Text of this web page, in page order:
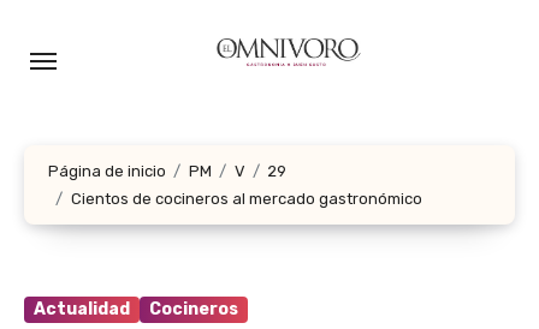
Página de inicio PM V
29
Cientos de cocineros al mercado gastronómico
Actualidad Cocineros